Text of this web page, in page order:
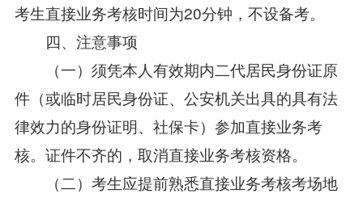
考生直接业务考核时间为20分钟，不设备考。
四、注意事项
（一）须凭本人有效期内二代居民身份证原
件（或临时居民身份证、公安机关出具的具有法
律效力的身份证明、社保卡）参加直接业务考
核。证件不齐的，取消直接业务考核资格。
（二）考生应提前熟悉直接业务考核考场地